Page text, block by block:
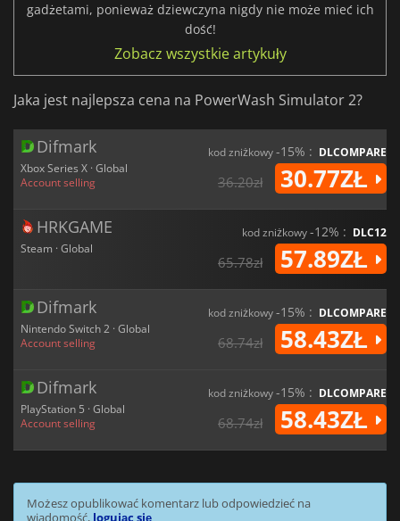
gadżetami, ponieważ dziewczyna nigdy nie może mieć ich
dość!
Zobacz wszystkie artykuły
Jaka jest najlepsza cena na PowerWash Simulator 2?
Difmark
Xbox Series X · Global
Account selling
kod zniżkowy-15% : DLCOMPARE
36.20zł 30.77ZŁ
HRKGAME
Steam · Global
kod zniżkowy-12% : DLC12
65.78zł 57.89ZŁ
Difmark
Nintendo Switch 2 · Global
Account selling
kod zniżkowy-15% : DLCOMPARE
68.74zł 58.43ZŁ
Difmark
PlayStation 5 · Global
Account selling
kod zniżkowy-15% : DLCOMPARE
68.74zł 58.43ZŁ
Możesz opublikować komentarz lub odpowiedzieć na